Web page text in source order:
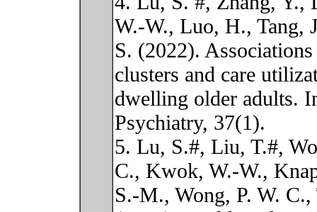
W.-W., Luo, H., Tang,
S. (2022).
clusters and care
dwelling older adults.
Psychiatry, 37(1).
5. Lu, S.#, Liu, T.#,
C., Kwok, W.-W.,
S.-M., Wong, P. W.